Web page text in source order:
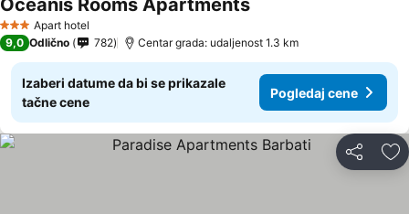
3 ZvezdiceApart hotel
Oceanis Rooms ApartmentsPogledaj cene
9,0 Odlično 782 Centar grada: udaljenost 1.3 km
Izaberi datume da bi se prikazale
tačne cene
Pogledaj cene
Deli